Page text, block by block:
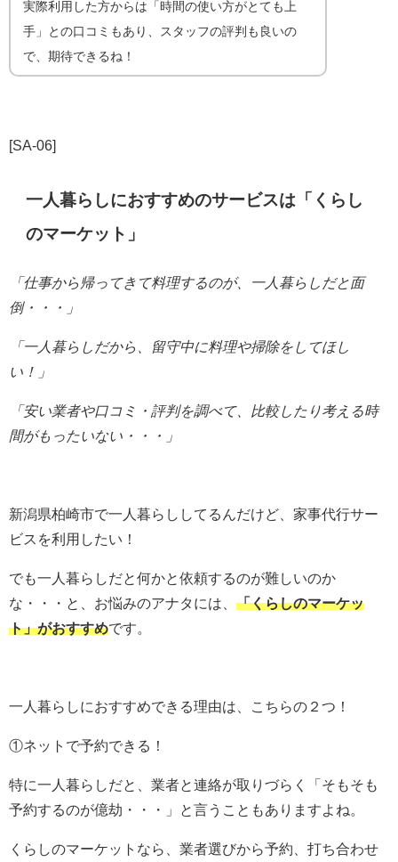
実際利用した方からは「時間の使い方がとても上
手」との口コミもあり、スタッフの評判も良いの
で、期待できるね！
[SA-06]
一人暮らしにおすすめのサービスは「くらし
のマーケット」
「仕事から帰ってきて料理するのが、一人暮らしだと面
倒・・・」
「一人暮らしだから、留守中に料理や掃除をしてほし
い！」
「安い業者や口コミ・評判を調べて、比較したり考える時
間がもったいない・・・」
新潟県柏崎市で一人暮らししてるんだけど、家事代行サー
ビスを利用したい！
でも一人暮らしだと何かと依頼するのが難しいのか
な・・・と、お悩みのアナタには、 「くらしのマーケッ
ト」がおすすめです。
一人暮らしにおすすめできる理由は、こちらの２つ！
①ネットで予約できる！
特に一人暮らしだと、業者と連絡が取りづらく「そもそも
予約するのが億劫・・・」と言うこともありますよね。
くらしのマーケットなら、業者選びから予約、打ち合わせ